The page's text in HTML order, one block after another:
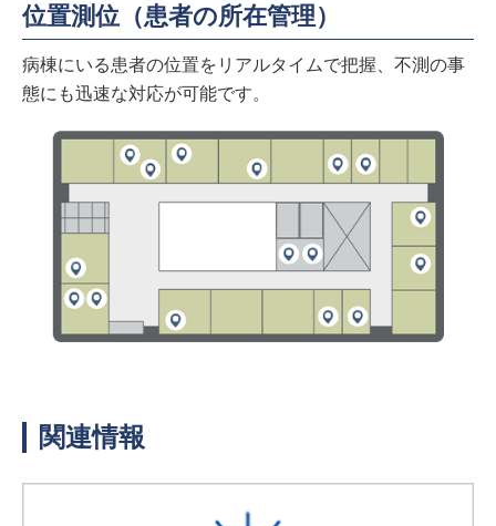
位置測位（患者の所在管理）
病棟にいる患者の位置をリアルタイムで把握、不測の事
態にも迅速な対応が可能です。
関連情報